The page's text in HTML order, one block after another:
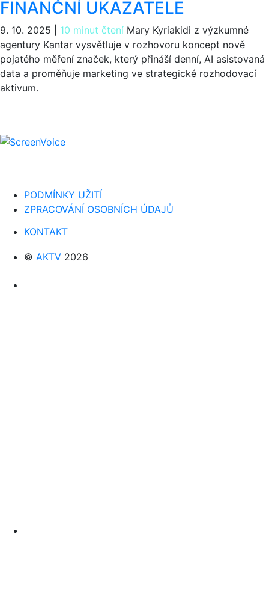
FINANČNÍ UKAZATELE
9. 10. 2025 10 minut čtení Mary Kyriakidi z výzkumné
agentury Kantar vysvětluje v rozhovoru koncept nově
pojatého měření značek, který přináší denní, AI asistovaná
data a proměňuje marketing ve strategické rozhodovací
aktivum.
PODMÍNKY UŽITÍ
ZPRACOVÁNÍ OSOBNÍCH ÚDAJŮ
KONTAKT
© AKTV 2026